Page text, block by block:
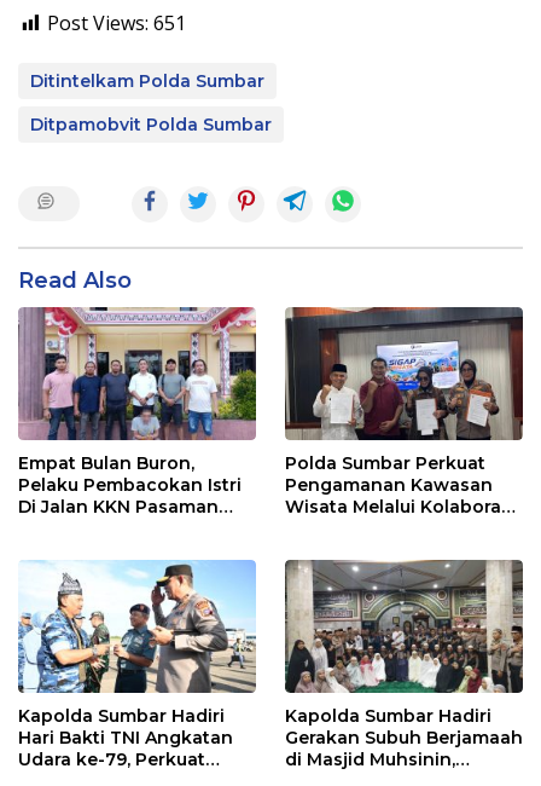
Post Views: 651
Ditintelkam Polda Sumbar
Ditpamobvit Polda Sumbar
Read Also
Empat Bulan Buron,
Pelaku Pembacokan Istri
Di Jalan KKN Pasaman
Pasbar Di Provinsi
Sumatera Utara
Polda Sumbar Perkuat
Pengamanan Kawasan
Wisata Melalui Kolaborasi
Kapolda Sumbar Hadiri
Hari Bakti TNI Angkatan
Udara ke-79, Perkuat
Kapolda Sumbar Hadiri
Gerakan Subuh Berjamaah
di Masjid Muhsinin,